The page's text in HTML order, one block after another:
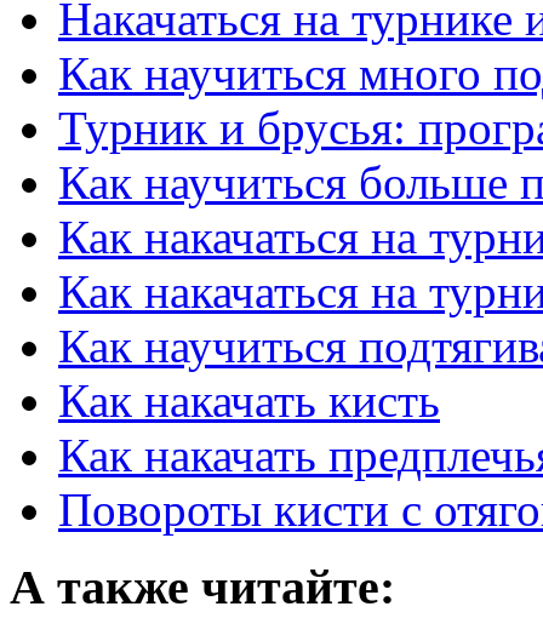
Накачаться на турнике
Как научиться много
Турник и брусья:
Как научиться больше
Как накачаться на
Как накачаться на
Как научиться
Как накачать кисть
Как накачать
Повороты кисти с
А также читайте: